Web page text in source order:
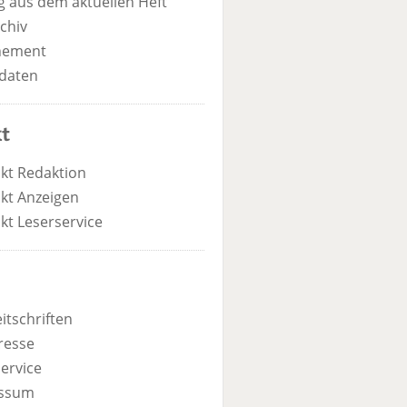
Redaktion
Anzeigen
Leserservice